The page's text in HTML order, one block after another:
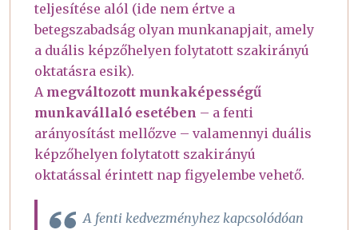
teljesítése alól (ide nem értve a
betegszabadság olyan munkanapjait, amely
a duális képzőhelyen folytatott szakirányú
oktatásra esik).
A megváltozott munkaképességű
munkavállaló esetében – a fenti
arányosítást mellőzve – valamennyi duális
képzőhelyen folytatott szakirányú
oktatással érintett nap figyelembe vehető.
A fenti kedvezményhez kapcsolódóan